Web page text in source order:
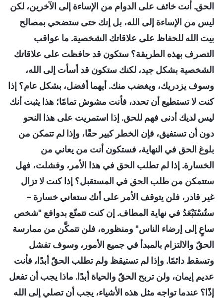
الحق. أنت خائف على الدوام من الإساءة إلى الآخرين، لكن
ليس من الإساءة إلى الله، بل إنك حتى ستضحي بمصالح
بيت الله للحفاظ على علاقاتك الشخصية. ما عواقب
التصرف بهذه الطريقة؟ ستكون قد حافظت على علاقاتك
الشخصية بشكل جيد، لكنك ستكون قد أسأت إلى الله،
وسوف يزدريك، ويغضب منك. أيهما أفضل، بشكل عام؟ إذا
كنت لا تستطيع أن تحدد، فأنت مشوش تمامًا؛ هذا يثبت أنك
ليس لديك أدنى فهم للحق. إذا استمريت على هذا النحو
دون أن تستفيق، فإن الخطر كبير حقًا، وإذا لم تتمكن من
بلوغ الحق في النهاية، فستكون أنت من يعاني من
الخسارة. إذا لم تطلب الحق في هذا الأمر، وفشلت، فهل
ستتمكن من طلب الحق في المستقبل؟ إذا كنت لا تزال
غير قادر، فلن يتوقف الأمر على أنك ستعاني خسارة –
ستُسْتَبْعَدُ في نهاية المطاف. إن كنت تتمتّع بدوافع "شخص
ساعٍ إلى إرضاء الناس" ومنظوره، فلن تتمكَّن من ممارسة
الحقّ والالتزام بالمبدأ في جميع الأمور، وسوف تفشل
وتسقط دائمًا. وإذا لم تستيقظ ولم تطلب الحقّ أبدًا، فأنت
عديم إيمان، ولن تربح الحقّ والحياة أبدًا. ماذا يجب أن تفعل
إذًا؟ عندما تواجه مثل هذه الأشياء، يجب أن تصلي إلى الله